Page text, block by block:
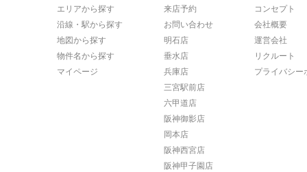
エリアから探す
沿線・駅から探す
地図から探す
物件名から探す
マイページ
来店予約
お問い合わせ
明石店
垂水店
兵庫店
三宮駅前店
六甲道店
阪神御影店
岡本店
阪神西宮店
阪神甲子園店
コンセプト
会社概要
運営会社
リクルート
プライバシー